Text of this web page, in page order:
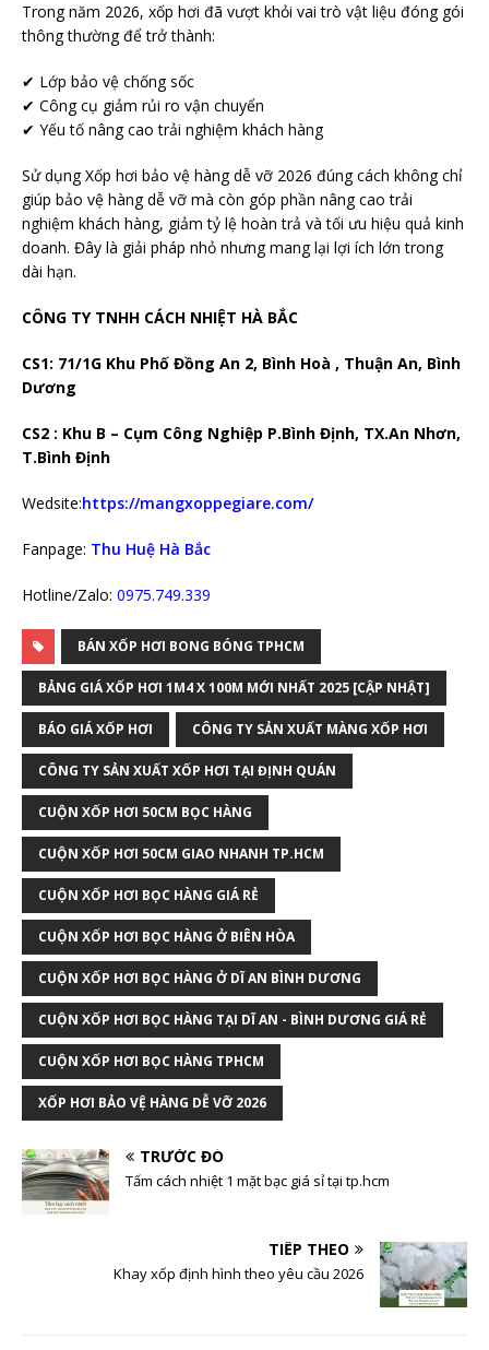
Trong năm 2026, xốp hơi đã vượt khỏi vai trò vật liệu đóng gói
thông thường để trở thành:
✔ Lớp bảo vệ chống sốc
✔ Công cụ giảm rủi ro vận chuyển
✔ Yếu tố nâng cao trải nghiệm khách hàng
Sử dụng Xốp hơi bảo vệ hàng dễ vỡ 2026 đúng cách không chỉ
giúp bảo vệ hàng dễ vỡ mà còn góp phần nâng cao trải
nghiệm khách hàng, giảm tỷ lệ hoàn trả và tối ưu hiệu quả kinh
doanh. Đây là giải pháp nhỏ nhưng mang lại lợi ích lớn trong
dài hạn.
CÔNG TY TNHH CÁCH NHIỆT HÀ BẮC
CS1: 71/1G Khu Phố Đồng An 2, Bình Hoà , Thuận An, Bình
Dương
CS2 : Khu B – Cụm Công Nghiệp P.Bình Định, TX.An Nhơn,
T.Bình Định
Wedsite:https://mangxoppegiare.com/
Fanpage: Thu Huệ Hà Bắc
Hotline/Zalo: 0975.749.339
BÁN XỐP HƠI BONG BÓNG TPHCM
BẢNG GIÁ XỐP HƠI 1M4 X 100M MỚI NHẤT 2025 [CẬP NHẬT]
BÁO GIÁ XỐP HƠI CÔNG TY SẢN XUẤT MÀNG XỐP HƠI
CÔNG TY SẢN XUẤT XỐP HƠI TẠI ĐỊNH QUÁN
CUỘN XỐP HƠI 50CM BỌC HÀNG
CUỘN XỐP HƠI 50CM GIAO NHANH TP.HCM
CUỘN XỐP HƠI BỌC HÀNG GIÁ RẺ
CUỘN XỐP HƠI BỌC HÀNG Ở BIÊN HÒA
CUỘN XỐP HƠI BỌC HÀNG Ở DĨ AN BÌNH DƯƠNG
CUỘN XỐP HƠI BỌC HÀNG TẠI DĨ AN - BÌNH DƯƠNG GIÁ RẺ
CUỘN XỐP HƠI BỌC HÀNG TPHCM
XỐP HƠI BẢO VỆ HÀNG DỄ VỠ 2026
TRƯỚC ĐÓ
Tấm cách nhiệt 1 mặt bạc giá sỉ tại tp.hcm
TIẾP THEO
Khay xốp định hình theo yêu cầu 2026